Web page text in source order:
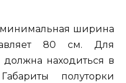
минимальная ширина
80 см. Для
находиться в
полуторки